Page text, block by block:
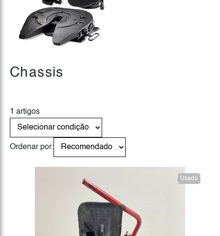
Chassis
1 artigos
Ordenar por:
Usado